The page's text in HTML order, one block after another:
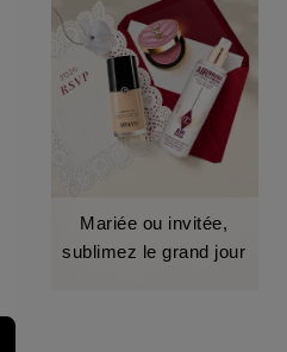
Mariée ou invitée,
sublimez le grand jour